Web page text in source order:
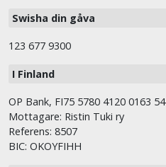
Swisha din gåva
123 677 9300
I Finland
OP Bank, FI75 5780 4120 0163 54
Mottagare: Ristin Tuki ry
Referens: 8507
BIC: OKOYFIHH